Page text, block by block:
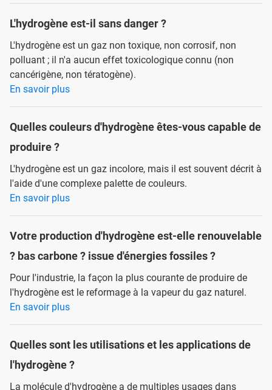
L'hydrogène est-il sans danger ?
L'hydrogène est un gaz non toxique, non corrosif, non
polluant ; il n'a aucun effet toxicologique connu (non
cancérigène, non tératogène).
En savoir plus
Quelles couleurs d'hydrogène êtes-vous capable de
produire ?
L'hydrogène est un gaz incolore, mais il est souvent décrit à
l'aide d'une complexe palette de couleurs.
En savoir plus
Votre production d'hydrogène est-elle renouvelable
? bas carbone ? issue d'énergies fossiles ?
Pour l'industrie, la façon la plus courante de produire de
l'hydrogène est le reformage à la vapeur du gaz naturel.
En savoir plus
Quelles sont les utilisations et les applications de
l'hydrogène ?
La molécule d'hydrogène a de multiples usages dans